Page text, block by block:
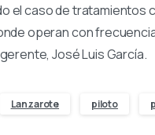
el caso de tratamientos
operan con
José Luis García.
Lanzarote piloto